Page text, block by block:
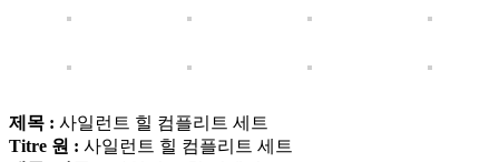
제목 : 사일런트 힐 컴플리트 세트
Titre 원 : 사일런트 힐 컴플리트 세트